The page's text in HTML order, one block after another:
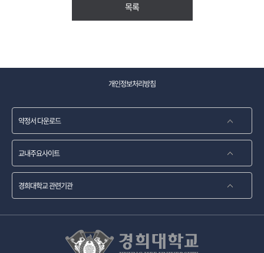
목록
개인정보처리방침
약정서 다운로드